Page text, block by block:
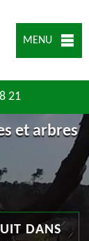
MENU
21
et arbres
DANS